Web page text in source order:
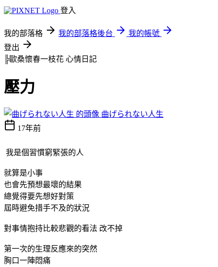
登入
我的部落格 我的部落格後台
我的帳號
登出
╠歐桑懷春一枝花 心情日記
壓力
曲げられない人生
17年前
我是個習慣窮緊張的人
就算是小事
也會先預想最壞的結果
總覺得要先想好對策
屆時避免措手不及的狀況
對事情抱持比較悲觀的看法 改不掉
第一次的生理反應來的突然
胸口一陣悶痛